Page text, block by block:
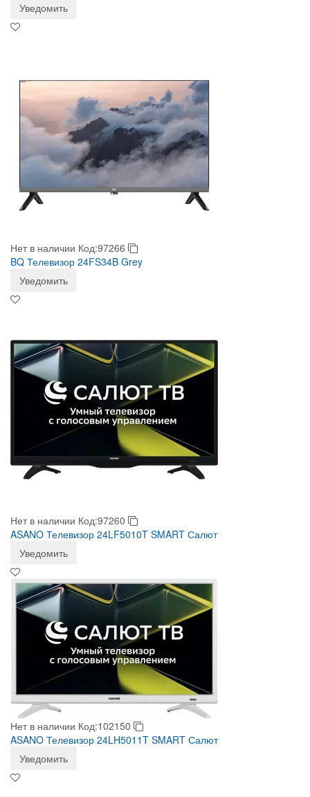
Уведомить
Нет в наличии Код:97266
BQ Телевизор 24FS34B Grey
Уведомить
Нет в наличии Код:97260
ASANO Телевизор 24LF5010T SMART Салют
Уведомить
Нет в наличии Код:102150
ASANO Телевизор 24LH5011T SMART Салют
Уведомить